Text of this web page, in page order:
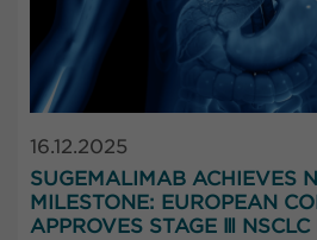
16.12.2025
SUGEMALIMAB ACHIEVES
MILESTONE: EUROPEAN
APPROVES STAGE Ⅲ